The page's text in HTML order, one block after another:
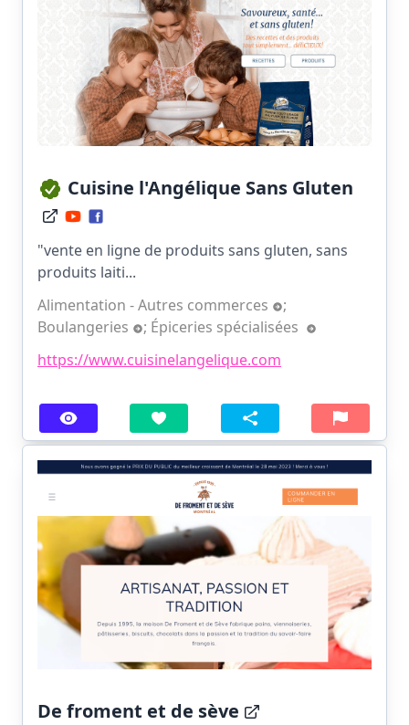
Cuisine l'Angélique Sans Gluten
"vente en ligne de produits sans gluten, sans
produits laiti...
Alimentation - Autres commerces
;
Boulangeries
; Épiceries spécialisées
https://www.cuisinelangelique.com
De froment et de sève